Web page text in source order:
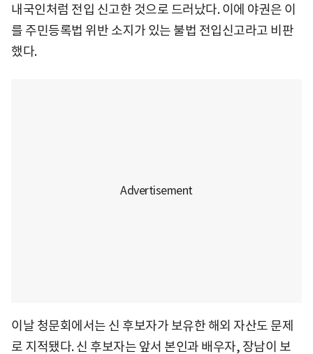
내국인처럼 전입 신고한 것으로 드러났다. 이에 야권은 이
를 주민등록법 위반 소지가 있는 불법 전입신고라고 비판
했다.
이날 청문회에서는 신 후보자가 보유한 해외 자산도 문제
로 지적됐다. 신 후보자는 앞서 본인과 배우자, 장남이 보